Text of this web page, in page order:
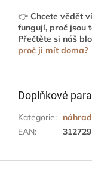
👉 Chcete vědět
fungují, proč jsou
Přečtěte si náš
proč ji mít doma?
Doplňkové
Kategorie:
EAN: